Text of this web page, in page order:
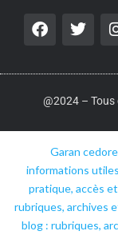
@2024 –
Garan
informations utiles
pratique, accès
rubriques, archives
blog : rubriques,